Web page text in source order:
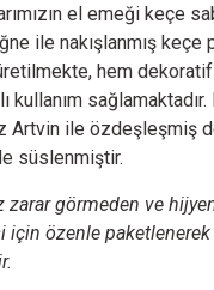
el emeği keçe
ile nakışlanmış keçe
hem
kullanım
Artvin ile özdeşleşmiş
süslenmiştir.
zarar görmeden ve
için özenle paketlenerek